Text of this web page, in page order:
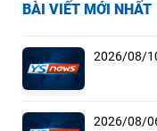
BÀI VIẾT MỚI NHẤT
2026/08/
2026/08/